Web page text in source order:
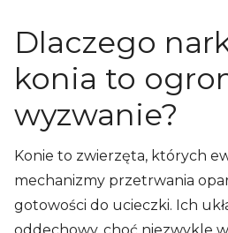
Dlaczego
konia to
wyzwanie?
Konie to zwierzęta, których
mechanizmy przetrwania
gotowości do ucieczki. Ich